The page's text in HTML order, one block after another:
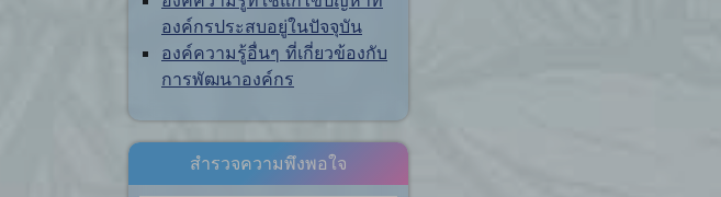
องค์กรประสบอยู่ในปัจจุบัน
องค์ความรู้อื่นๆ ที่เกี่ยวข้องกับ
การพัฒนาองค์กร
สำรวจความพึงพอใจ